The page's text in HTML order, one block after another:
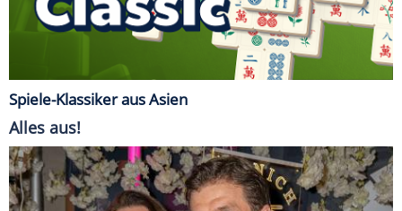
Spiele-Klassiker aus Asien
Alles aus!